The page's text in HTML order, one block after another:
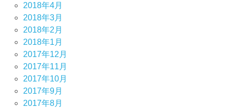
2018年4月
2018年3月
2018年2月
2018年1月
2017年12月
2017年11月
2017年10月
2017年9月
2017年8月